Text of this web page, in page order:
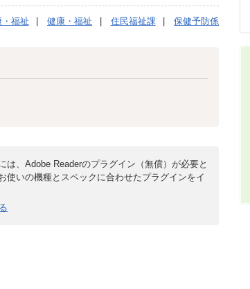
福祉 健康・福祉 住民福祉課 保健予防係
は、Adobe Readerのプラグイン（無償）が必要と
使いの機種とスペックに合わせたプラグインをイ